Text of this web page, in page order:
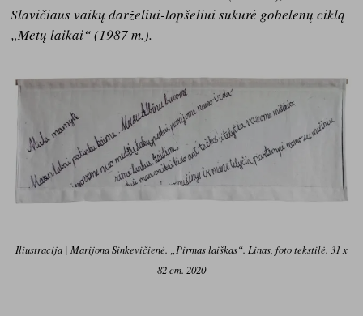
Slavičiaus vaikų darželiui-lopšeliui sukūrė gobelenų ciklą
„Metų laikai“ (1987 m.).
Iliustracija | Marijona Sinkevičienė. „Pirmas laiškas“. Linas, foto tekstilė. 31 x
82 cm. 2020